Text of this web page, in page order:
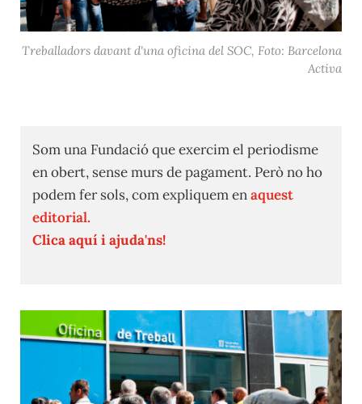
Treballadors davant d'una oficina del SOC, Foto: Barcelona
Activa
Som una Fundació que exercim el periodisme
en obert, sense murs de pagament. Però no ho
podem fer sols, com expliquem enaquest
editorial.
Clica aquí i ajuda'ns!